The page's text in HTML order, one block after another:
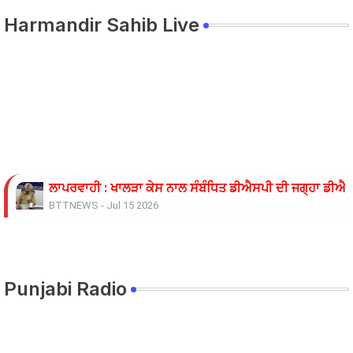
Harmandir Sahib Live
ਲਾਪਰਵਾਹੀ : ਖਾਲੜਾ ਕੇਸ ਨਾਲ ਸੰਬੰਧਿਤ ਡੀਐਸਪੀ ਦੀ ਜਗ੍ਹਾ
BTTNEWS - Jul 15 2026
11 ਜੂਨ ਦੇ ਗੰਭੀਰਪੁਰ ਸਿੱਖਿਆ ਮੰਤਰੀ ਪੰਜਾਬ ਦੇ ਪਿੰਡ ਧਰਨੇ ਸੰਬੰਧੀ
Punjabi Radio